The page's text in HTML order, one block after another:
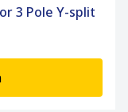
3 Pole Y-split